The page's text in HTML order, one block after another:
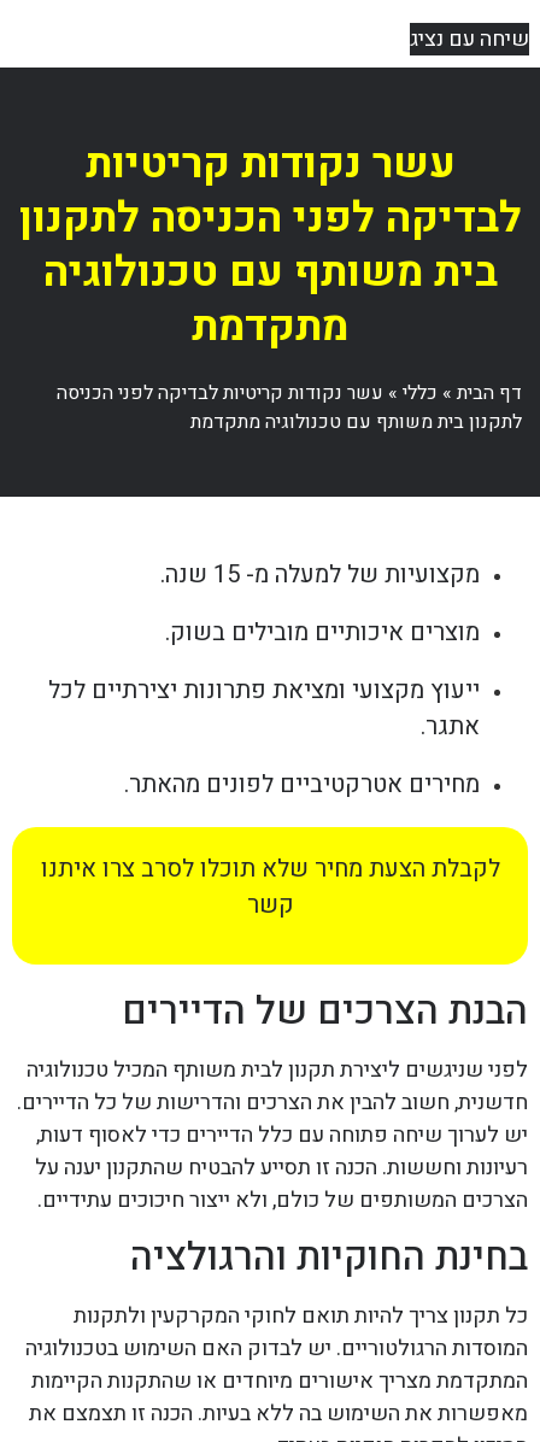
שיחה עם נציג
עשר נקודות קריטיות
לבדיקה לפני הכניסה לתקנון
בית משותף עם טכנולוגיה
מתקדמת
דף הבית» כללי» עשר נקודות קריטיות לבדיקה לפני הכניסה
לתקנון בית משותף עם טכנולוגיה מתקדמת
מקצועיות של למעלה מ- 15 שנה.
מוצרים איכותיים מובילים בשוק.
ייעוץ מקצועי ומציאת פתרונות יצירתיים לכל
אתגר.
מחירים אטרקטיביים לפונים מהאתר.
לקבלת הצעת מחיר שלא תוכלו לסרב צרו איתנו
קשר
הבנת הצרכים של הדיירים
לפני שניגשים ליצירת תקנון לבית משותף המכיל טכנולוגיה
חדשנית, חשוב להבין את הצרכים והדרישות של כל הדיירים.
יש לערוך שיחה פתוחה עם כלל הדיירים כדי לאסוף דעות,
רעיונות וחששות. הכנה זו תסייע להבטיח שהתקנון יענה על
הצרכים המשותפים של כולם, ולא ייצור חיכוכים עתידיים.
בחינת החוקיות והרגולציה
כל תקנון צריך להיות תואם לחוקי המקרקעין ולתקנות
המוסדות הרגולטוריים. יש לבדוק האם השימוש בטכנולוגיה
המתקדמת מצריך אישורים מיוחדים או שהתקנות הקיימות
מאפשרות את השימוש בה ללא בעיות. הכנה זו תצמצם את